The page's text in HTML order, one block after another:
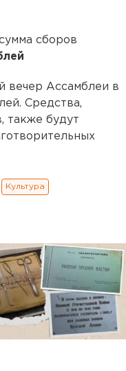
сборов
вечер Ассамблеи в
Средства,
также будут
Культура